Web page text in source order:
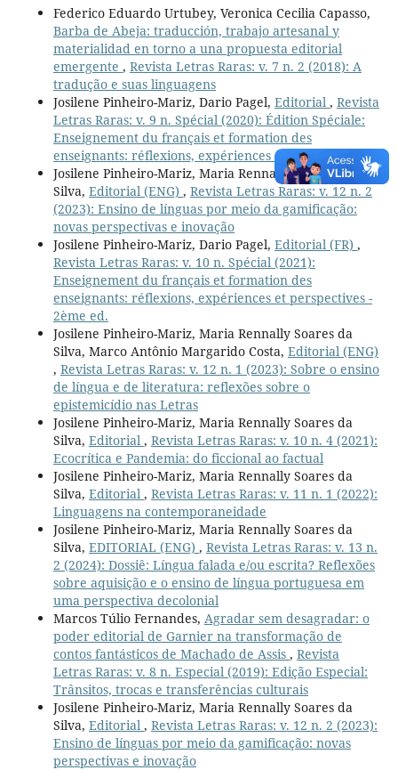
Federico Eduardo Urtubey, Veronica Cecilia Capasso,
Barba de Abeja: traducción, trabajo artesanal y
materialidad en torno a una propuesta editorial
emergente , Revista Letras Raras: v. 7 n. 2 (2018): A
tradução e suas linguagens
Josilene Pinheiro-Mariz, Dario Pagel, Editorial , Revista
Letras Raras: v. 9 n. Spécial (2020): Édition Spéciale:
Enseignement du français et formation des
enseignants: réflexions, expériences et perspectives
Josilene Pinheiro-Mariz, Maria Rennally Soares da
Silva, Editorial (ENG) , Revista Letras Raras: v. 12 n. 2
(2023): Ensino de línguas por meio da gamificação:
novas perspectivas e inovação
Josilene Pinheiro-Mariz, Dario Pagel, Editorial (FR) ,
Revista Letras Raras: v. 10 n. Spécial (2021):
Enseignement du français et formation des
enseignants: réflexions, expériences et perspectives -
2ème ed.
Josilene Pinheiro-Mariz, Maria Rennally Soares da
Silva, Marco Antônio Margarido Costa, Editorial (ENG)
, Revista Letras Raras: v. 12 n. 1 (2023): Sobre o ensino
de língua e de literatura: reflexões sobre o
epistemicídio nas Letras
Josilene Pinheiro-Mariz, Maria Rennally Soares da
Silva, Editorial , Revista Letras Raras: v. 10 n. 4 (2021):
Ecocrítica e Pandemia: do ficcional ao factual
Josilene Pinheiro-Mariz, Maria Rennally Soares da
Silva, Editorial , Revista Letras Raras: v. 11 n. 1 (2022):
Linguagens na contemporaneidade
Josilene Pinheiro-Mariz, Maria Rennally Soares da
Silva, EDITORIAL (ENG) , Revista Letras Raras: v. 13 n.
2 (2024): Dossiê: Língua falada e/ou escrita? Reflexões
sobre aquisição e o ensino de língua portuguesa em
uma perspectiva decolonial
Marcos Túlio Fernandes, Agradar sem desagradar: o
poder editorial de Garnier na transformação de
contos fantásticos de Machado de Assis , Revista
Letras Raras: v. 8 n. Especial (2019): Edição Especial:
Trânsitos, trocas e transferências culturais
Josilene Pinheiro-Mariz, Maria Rennally Soares da
Silva, Editorial , Revista Letras Raras: v. 12 n. 2 (2023):
Ensino de línguas por meio da gamificação: novas
perspectivas e inovação